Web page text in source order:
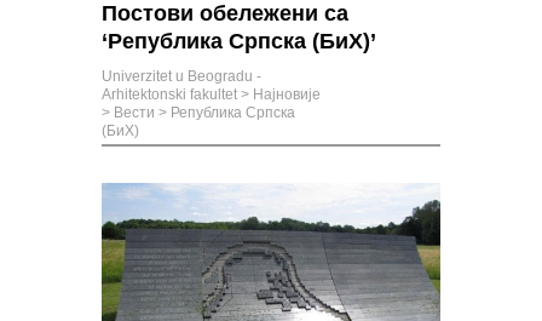
Постови обележени са
‘Република Српска (БиХ)’
Univerzitet u Beogradu -
Arhitektonski fakultet > Најновије
> Вести > Република Српска
(БиХ)